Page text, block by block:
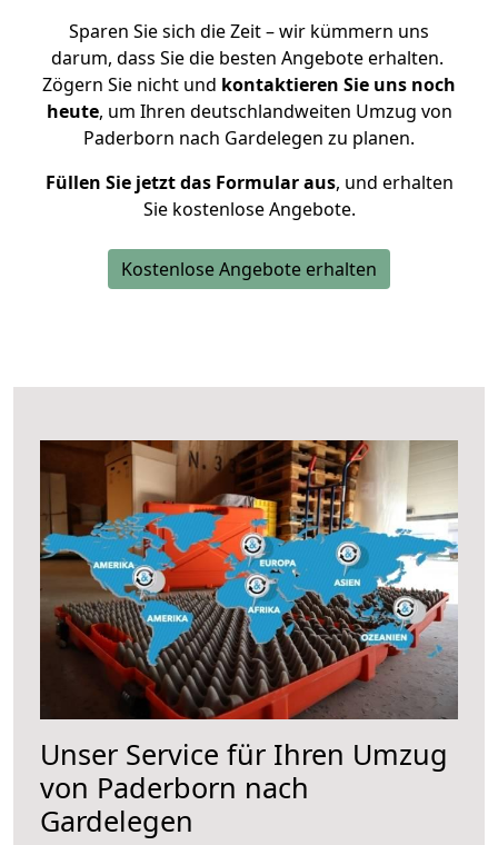
Sparen Sie sich die Zeit – wir kümmern uns
darum, dass Sie die besten Angebote erhalten.
Zögern Sie nicht und kontaktieren Sie uns noch
heute, um Ihren deutschlandweiten Umzug von
Paderborn nach Gardelegen zu planen.
Füllen Sie jetzt das Formular aus, und erhalten
Sie kostenlose Angebote.
Kostenlose Angebote erhalten
Unser Service für Ihren Umzug
von Paderborn nach
Gardelegen